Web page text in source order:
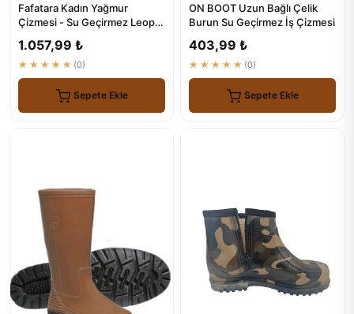
Fafatara Kadın Yağmur
Çizmesi - Su Geçirmez Leopar
1.057,99 ₺
★★★★★ (0)
Sepete Ekle
ON BOOT Uzun Bağlı Çelik
Burun Su Geçirmez İş Çizmesi
403,99 ₺
★★★★★ (0)
Sepete Ekle